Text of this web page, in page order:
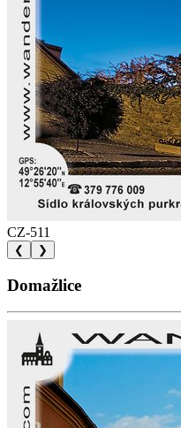
CZ-511
❮ ❯
Domažlice